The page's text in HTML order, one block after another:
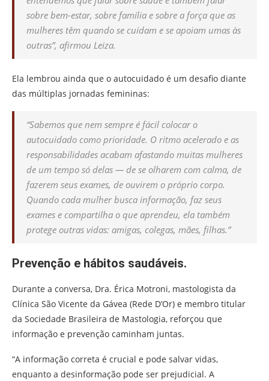
sobre bem-estar, sobre família e sobre a força que as
mulheres têm quando se cuidam e se apoiam umas às
outras”, afirmou Leiza.
Ela lembrou ainda que o autocuidado é um desafio diante
das múltiplas jornadas femininas:
“Sabemos que nem sempre é fácil colocar o
autocuidado como prioridade. O ritmo acelerado e as
responsabilidades acabam afastando muitas mulheres
de um tempo só delas — de se olharem com calma, de
fazerem seus exames, de ouvirem o próprio corpo.
Quando cada mulher busca informação, faz seus
exames e compartilha o que aprendeu, ela também
protege outras vidas: amigas, colegas, mães, filhas.”
Prevenção e hábitos saudáveis.
Durante a conversa, Dra. Érica Motroni, mastologista da
Clínica São Vicente da Gávea (Rede D’Or) e membro titular
da Sociedade Brasileira de Mastologia, reforçou que
informação e prevenção caminham juntas.
“A informação correta é crucial e pode salvar vidas,
enquanto a desinformação pode ser prejudicial. A